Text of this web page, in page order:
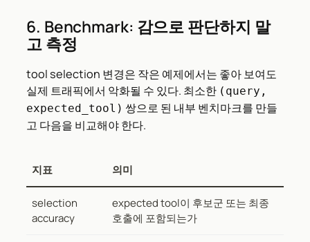
6. Benchmark: 감으로 판단하지 말
고 측정
tool selection 변경은 작은 예제에서는 좋아 보여도
실제 트래픽에서 악화될 수 있다. 최소한 (query,
expected_tool) 쌍으로 된 내부 벤치마크를 만들
고 다음을 비교해야 한다.
지표 의미
selection
accuracy
expected tool이 후보군 또는 최종
호출에 포함되는가